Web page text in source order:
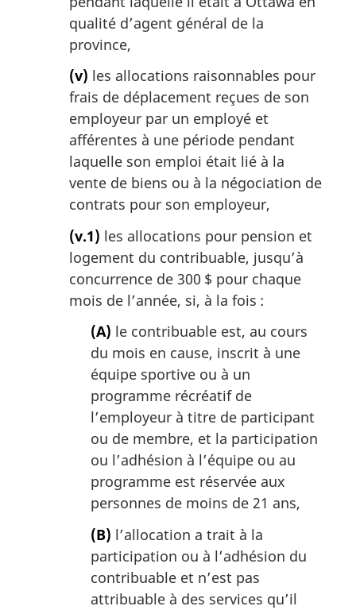
qualité d’agent général de la
province,
(v) les allocations raisonnables pour
frais de déplacement reçues de son
employeur par un employé et
afférentes à une période pendant
laquelle son emploi était lié à la
vente de biens ou à la négociation de
contrats pour son employeur,
(v.1) les allocations pour pension et
logement du contribuable, jusqu’à
concurrence de 300 $ pour chaque
mois de l’année, si, à la fois :
(A) le contribuable est, au cours
du mois en cause, inscrit à une
équipe sportive ou à un
programme récréatif de
l’employeur à titre de participant
ou de membre, et la participation
ou l’adhésion à l’équipe ou au
programme est réservée aux
personnes de moins de 21 ans,
(B) l’allocation a trait à la
participation ou à l’adhésion du
contribuable et n’est pas
attribuable à des services qu’il